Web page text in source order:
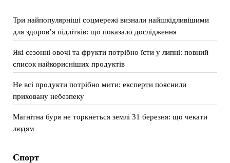
Три найпопулярніші соцмережі визнали найшкідливішими
для здоров’я підлітків: що показало дослідження
Які сезонні овочі та фрукти потрібно їсти у липні: повний
список найкорисніших продуктів
Не всі продукти потрібно мити: експерти пояснили
приховану небезпеку
Магнітна буря не торкнеться землі 31 березня: що чекати
людям
Спорт